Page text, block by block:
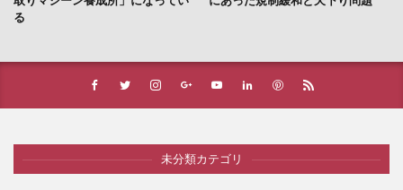
る
未分類カテゴリ